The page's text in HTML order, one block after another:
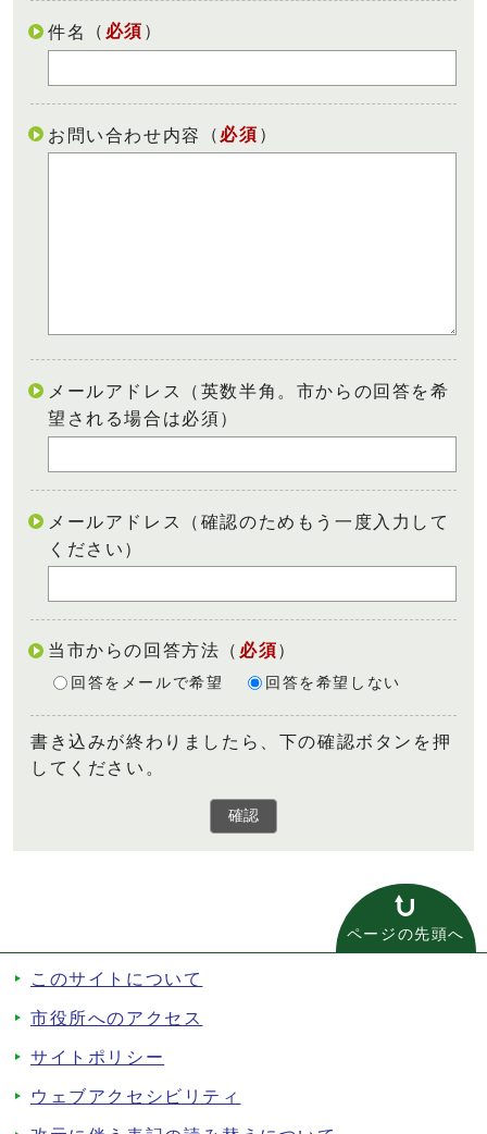
件名 （ 必須 ）
お問い合わせ内容 （ 必須 ）
メールアドレス（英数半角。市からの回答を希
望される場合は必須）
メールアドレス（確認のためもう一度入力して
ください）
当市からの回答方法 （ 必須）
回答をメールで希望 回答を希望しない
書き込みが終わりましたら、下の確認ボタンを押
してください。
確認
ページの先頭へ
このサイトについて
市役所へのアクセス
サイトポリシー
ウェブアクセシビリティ